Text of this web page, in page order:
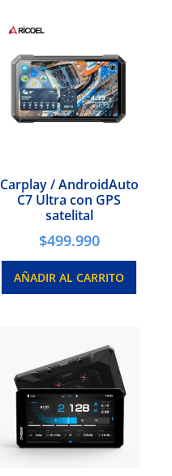
Carplay / AndroidAuto
C7 Ultra con GPS
satelital
$499.990
AÑADIR AL CARRITO